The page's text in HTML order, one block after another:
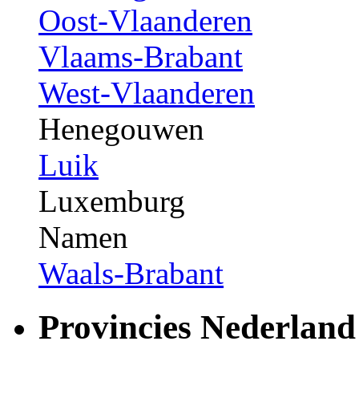
Oost-Vlaanderen
Vlaams-Brabant
West-Vlaanderen
Henegouwen
Luik
Luxemburg
Namen
Waals-Brabant
Provincies Nederland